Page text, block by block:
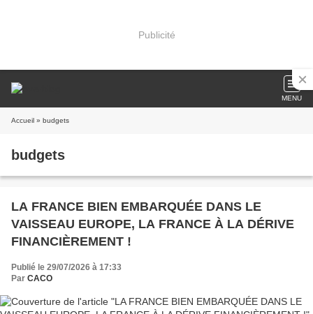
Publicité
MENU
Accueil » budgets
budgets
LA FRANCE BIEN EMBARQUÉE DANS LE
VAISSEAU EUROPE, LA FRANCE À LA DÉRIVE
FINANCIÈREMENT !
Publié le 29/07/2026 à 17:33
Par CACO